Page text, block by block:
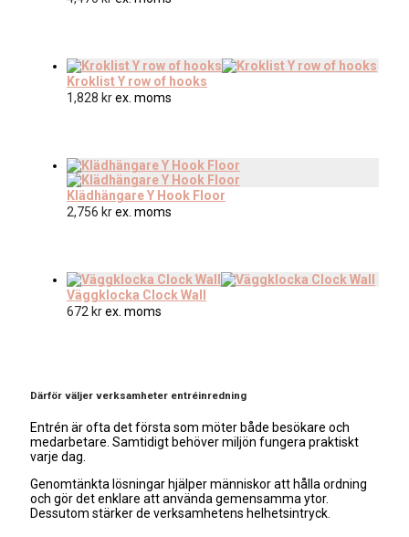
Kroklist Y row of hooks
1,828 krex. moms
Klädhängare Y Hook Floor
2,756 krex. moms
Väggklocka Clock Wall
672 krex. moms
Därför väljer verksamheter entréinredning
Entrén är ofta det första som möter både besökare och
medarbetare. Samtidigt behöver miljön fungera praktiskt
varje dag.
Genomtänkta lösningar hjälper människor att hålla ordning
och gör det enklare att använda gemensamma ytor.
Dessutom stärker de verksamhetens helhetsintryck.